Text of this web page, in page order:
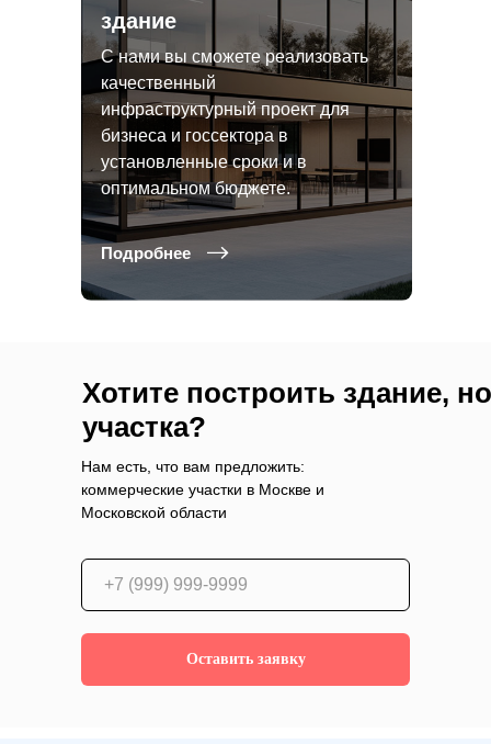
С нами вы сможете реализовать
качественный
инфраструктурный проект для
бизнеса и госсектора в
установленные сроки и в
оптимальном бюджете.
здание
Подробнее
Хотите построить здание,
участка?
Нам есть, что вам предложить:
коммерческие участки в Москве и
Московской области
Оставить заявку